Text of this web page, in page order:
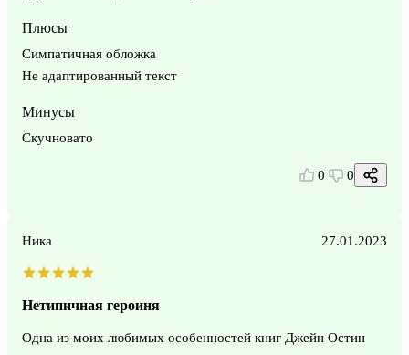
Плюсы
Симпатичная обложка
Не адаптированный текст
Минусы
Скучновато
0 0
Ника 27.01.2023
Нетипичная героиня
Одна из моих любимых особенностей книг Джейн Остин